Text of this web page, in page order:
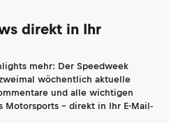
direkt in Ihr
mehr: Der Speedweek
wöchentlich aktuelle
und alle wichtigen
Motorsports - direkt in Ihr E-Mail-